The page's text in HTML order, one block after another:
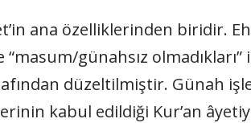
ana özelliklerinden biridir.
günahsız olmadıkları”
düzeltilmiştir. Günah
kabul edildiği Kur’an